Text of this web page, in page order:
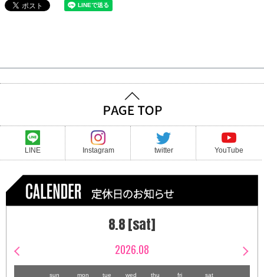
LINE Instagram twitter YouTube
8.8 [sat]
2026.08
sun mon tue wed thu fri sat